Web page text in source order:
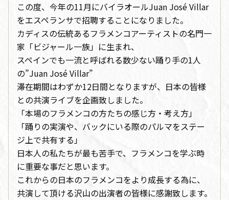
この度、今年の11月にバイラオールJuan José Villar
をエスペランサで招聘することになりました。
カディスの伝統あるフラメンコアーティストの名門一
家「ビジャール一族」に生まれ、
スペインでも一流と呼ばれる数少ない踊り手の1人
の”Juan José Villar”
滞在期間はわずか12日間となりますが、日本の皆様
との共演ライブを企画致しました。
「本場のフラメンコの方たちの感じ方・考え方」
「踊りの実演や、バックにいる際のパルマをステー
ジ上で共有する」
日本人の私たちが最も苦手で、フラメンコを学ぶ時
に重要な事だと思います。
これからの日本のフラメンコをより成長する為に、
共演して頂ける沢山の出演者の皆様に感謝致します。